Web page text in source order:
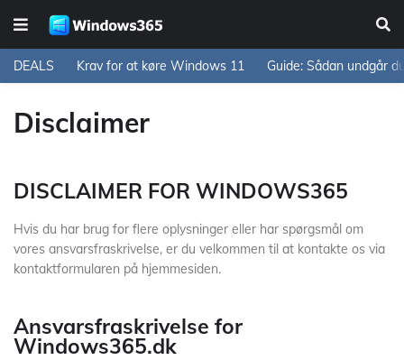
DEALS Krav for at køre Windows 11 Guide: Sådan undgår
Disclaimer
DISCLAIMER FOR WINDOWS365
Hvis du har brug for flere oplysninger eller har spørgsmål om
vores ansvarsfraskrivelse, er du velkommen til at kontakte os via
kontaktformularen på hjemmesiden.
Ansvarsfraskrivelse for
Windows365.dk